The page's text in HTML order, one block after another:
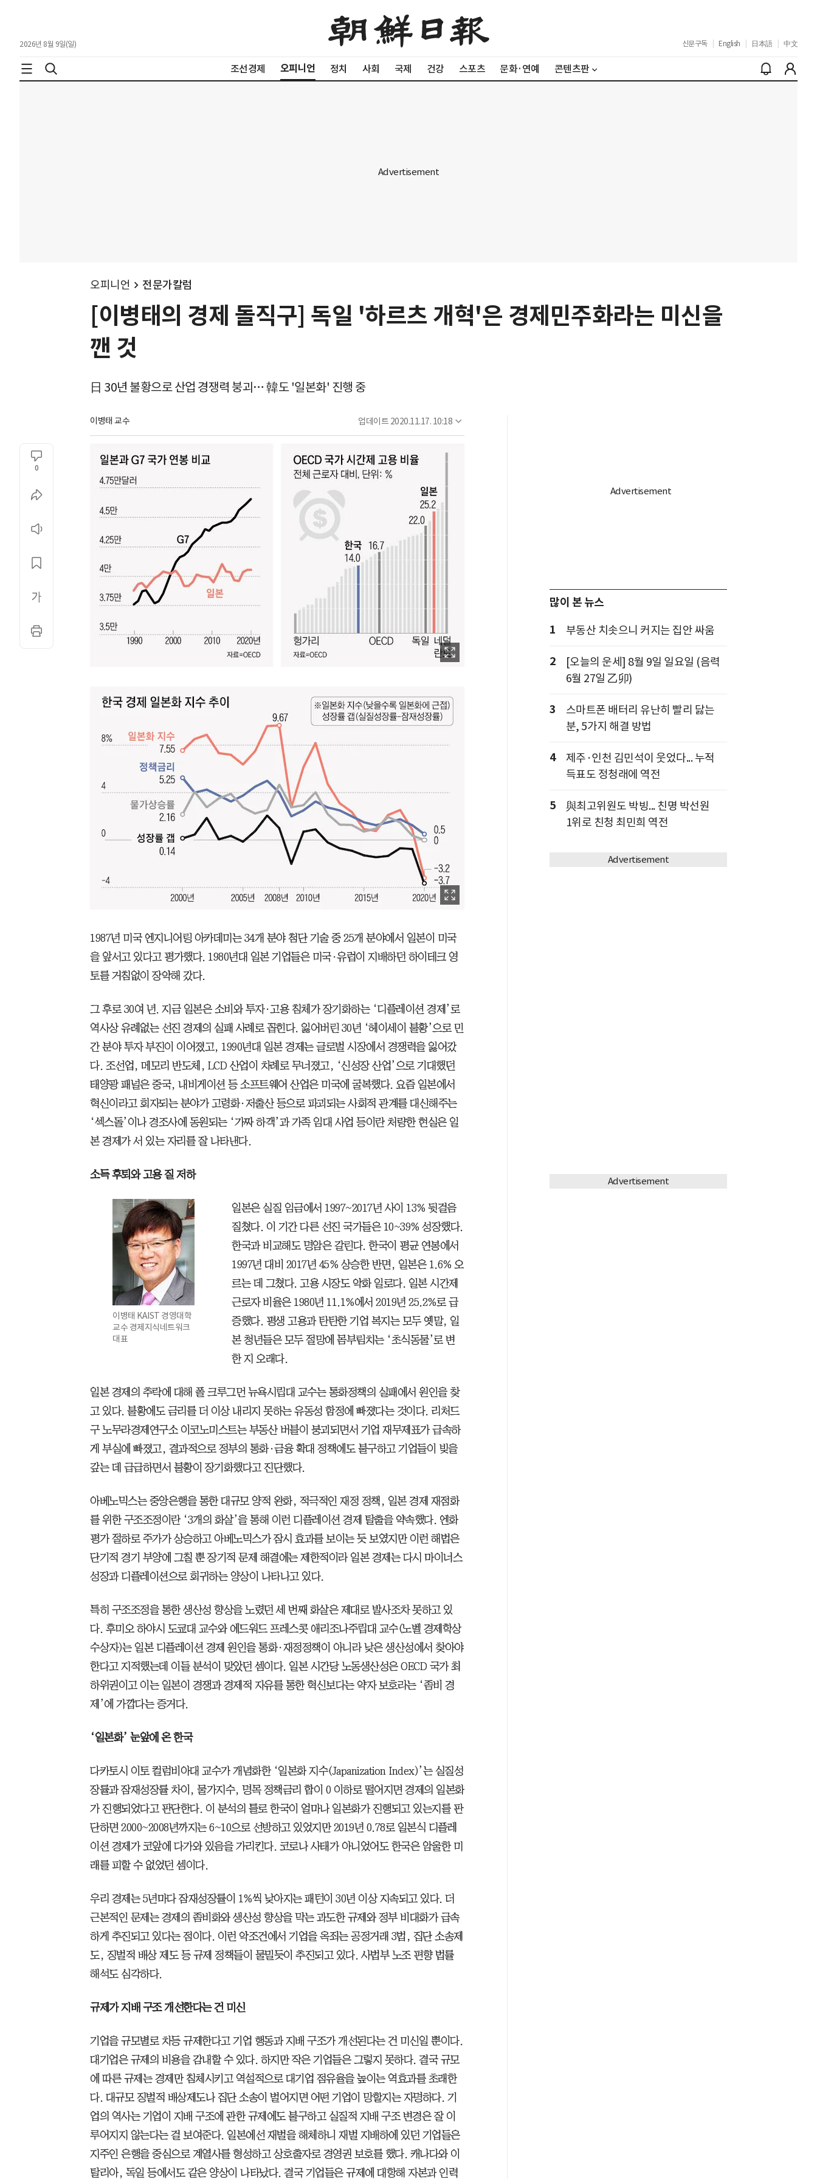
2026년 8월 9일(일) 신문구독 English 日本語 中文
조선경제 오피니언 정치 사회 국제 건강 스포츠 문화·연예 콘텐츠판
오피니언 전문가칼럼
[이병태의 경제 돌직구] 독일 '하르츠 개혁'은 경제민주화라는 미신을
깬 것
日 30년 불황으로 산업 경쟁력 붕괴… 韓도 '일본화' 진행 중
이병태 교수 업데이트 2020.11.17. 10:18
0
1987년 미국 엔지니어링 아카데미는 34개 분야 첨단 기술 중 25개 분야에서 일본이 미국
을 앞서고 있다고 평가했다. 1980년대 일본 기업들은 미국·유럽이 지배하던 하이테크 영
토를 거침없이 장악해 갔다.
그 후로 30여 년. 지금 일본은 소비와 투자·고용 침체가 장기화하는 ‘디플레이션 경제’로
역사상 유례없는 선진 경제의 실패 사례로 꼽힌다. 잃어버린 30년 ‘헤이세이 불황’으로 민
간 분야 투자 부진이 이어졌고, 1990년대 일본 경제는 글로벌 시장에서 경쟁력을 잃어갔
다. 조선업, 메모리 반도체, LCD 산업이 차례로 무너졌고, ‘신성장 산업’으로 기대했던
태양광 패널은 중국, 내비게이션 등 소프트웨어 산업은 미국에 굴복했다. 요즘 일본에서
혁신이라고 회자되는 분야가 고령화·저출산 등으로 파괴되는 사회적 관계를 대신해주는
‘섹스돌’이나 경조사에 동원되는 ‘가짜 하객’과 가족 임대 사업 등이란 처량한 현실은 일
본 경제가 서 있는 자리를 잘 나타낸다.
소득 후퇴와 고용 질 저하
이병태 KAIST 경영대학
교수 경제지식네트워크
대표
일본은 실질 임금에서 1997~2017년 사이 13% 뒷걸음
질쳤다. 이 기간 다른 선진 국가들은 10~39% 성장했다.
한국과 비교해도 명암은 갈린다. 한국이 평균 연봉에서
1997년 대비 2017년 45% 상승한 반면, 일본은 1.6% 오
르는 데 그쳤다. 고용 시장도 악화 일로다. 일본 시간제
근로자 비율은 1980년 11.1%에서 2019년 25.2%로 급
증했다. 평생 고용과 탄탄한 기업 복지는 모두 옛말, 일
본 청년들은 모두 절망에 몸부림치는 ‘초식동물’로 변
한 지 오래다.
일본 경제의 추락에 대해 폴 크루그먼 뉴욕시립대 교수는 통화정책의 실패에서 원인을 찾
고 있다. 불황에도 금리를 더 이상 내리지 못하는 유동성 함정에 빠졌다는 것이다. 리처드
구 노무라경제연구소 이코노미스트는 부동산 버블이 붕괴되면서 기업 재무제표가 급속하
게 부실에 빠졌고, 결과적으로 정부의 통화·금융 확대 정책에도 불구하고 기업들이 빚을
갚는 데 급급하면서 불황이 장기화했다고 진단했다.
아베노믹스는 중앙은행을 통한 대규모 양적 완화, 적극적인 재정 정책, 일본 경제 재점화
를 위한 구조조정이란 ‘3개의 화살’을 통해 이런 디플레이션 경제 탈출을 약속했다. 엔화
평가 절하로 주가가 상승하고 아베노믹스가 잠시 효과를 보이는 듯 보였지만 이런 해법은
단기적 경기 부양에 그칠 뿐 장기적 문제 해결에는 제한적이라 일본 경제는 다시 마이너스
성장과 디플레이션으로 회귀하는 양상이 나타나고 있다.
특히 구조조정을 통한 생산성 향상을 노렸던 세 번째 화살은 제대로 발사조차 못하고 있
다. 후미오 하야시 도쿄대 교수와 에드워드 프레스콧 애리조나주립대 교수(노벨 경제학상
수상자)는 일본 디플레이션 경제 원인을 통화·재정정책이 아니라 낮은 생산성에서 찾아야
한다고 지적했는데 이들 분석이 맞았던 셈이다. 일본 시간당 노동생산성은 OECD 국가 최
하위권이고 이는 일본이 경쟁과 경제적 자유를 통한 혁신보다는 약자 보호라는 ‘좀비 경
제’에 가깝다는 증거다.
‘일본화’ 눈앞에 온 한국
다카토시 이토 컬럼비아대 교수가 개념화한 ‘일본화 지수(Japanization Index)’는 실질성
장률과 잠재성장률 차이, 물가지수, 명목 정책금리 합이 0 이하로 떨어지면 경제의 일본화
가 진행되었다고 판단한다. 이 분석의 틀로 한국이 얼마나 일본화가 진행되고 있는지를 판
단하면 2000~2008년까지는 6~10으로 선방하고 있었지만 2019년 0.78로 일본식 디플레
이션 경제가 코앞에 다가와 있음을 가리킨다. 코로나 사태가 아니었어도 한국은 암울한 미
래를 피할 수 없었던 셈이다.
우리 경제는 5년마다 잠재성장률이 1%씩 낮아지는 패턴이 30년 이상 지속되고 있다. 더
근본적인 문제는 경제의 좀비화와 생산성 향상을 막는 과도한 규제와 정부 비대화가 급속
하게 추진되고 있다는 점이다. 이런 악조건에서 기업을 옥죄는 공정거래 3법, 집단 소송제
도, 징벌적 배상 제도 등 규제 정책들이 물밀듯이 추진되고 있다. 사법부 노조 편향 법률
해석도 심각하다.
규제가 지배 구조 개선한다는 건 미신
기업을 규모별로 차등 규제한다고 기업 행동과 지배 구조가 개선된다는 건 미신일 뿐이다.
대기업은 규제의 비용을 감내할 수 있다. 하지만 작은 기업들은 그렇지 못하다. 결국 규모
에 따른 규제는 경제만 침체시키고 역설적으로 대기업 점유율을 높이는 역효과를 초래한
다. 대규모 징벌적 배상제도나 집단 소송이 벌어지면 어떤 기업이 망할지는 자명하다. 기
업의 역사는 기업이 지배 구조에 관한 규제에도 불구하고 실질적 지배 구조 변경은 잘 이
루어지지 않는다는 걸 보여준다. 일본에선 재벌을 해체하니 재벌 지배하에 있던 기업들은
지주인 은행을 중심으로 계열사를 형성하고 상호출자로 경영권 보호를 했다. 캐나다와 이
탈리아, 독일 등에서도 같은 양상이 나타났다. 결국 기업들은 규제에 대항해 자본과 인력
많이 본 뉴스
1
부동산 치솟으니 커지는 집안 싸움
2
[오늘의 운세] 8월 9일 일요일 (음력
6월 27일 乙卯)
3
스마트폰 배터리 유난히 빨리 닳는
분, 5가지 해결 방법
4
제주·인천 김민석이 웃었다... 누적
득표도 정청래에 역전
5
與최고위원도 박빙... 친명 박선원
1위로 친청 최민희 역전